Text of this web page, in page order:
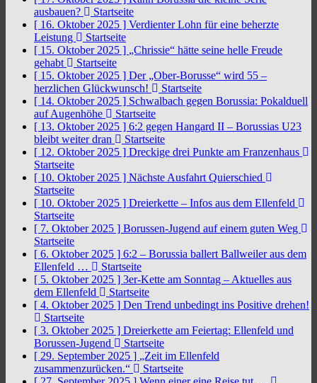
ausbauen?
Startseite
[ 16. Oktober 2025 ] Verdienter Lohn für eine beherzte
Leistung
Startseite
[ 15. Oktober 2025 ] „Chrissie“ hätte seine helle Freude
gehabt
Startseite
[ 15. Oktober 2025 ] Der „Ober-Borusse“ wird 55 –
herzlichen Glückwunsch!
Startseite
[ 14. Oktober 2025 ] Schwalbach gegen Borussia: Pokalduell
auf Augenhöhe
Startseite
[ 13. Oktober 2025 ] 6:2 gegen Hangard II – Borussias U23
bleibt weiter dran
Startseite
[ 12. Oktober 2025 ] Dreckige drei Punkte am Franzenhaus
Startseite
[ 10. Oktober 2025 ] Nächste Ausfahrt Quierschied
Startseite
[ 10. Oktober 2025 ] Dreierkette – Infos aus dem Ellenfeld
Startseite
[ 7. Oktober 2025 ] Borussen-Jugend auf einem guten Weg
Startseite
[ 6. Oktober 2025 ] 6:2 – Borussia ballert Ballweiler aus dem
Ellenfeld …
Startseite
[ 5. Oktober 2025 ] 3er-Kette am Sonntag – Aktuelles aus
dem Ellenfeld
Startseite
[ 4. Oktober 2025 ] Den Trend unbedingt ins Positive drehen!
Startseite
[ 3. Oktober 2025 ] Dreierkette am Feiertag: Ellenfeld und
Borussen-Jugend
Startseite
[ 29. September 2025 ] „Zeit im Ellenfeld
zusammenzurücken.“
Startseite